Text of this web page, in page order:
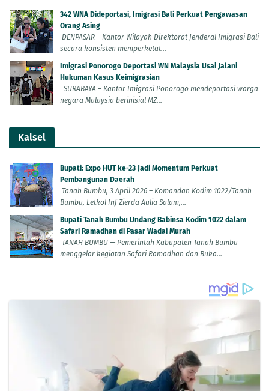
342 WNA Dideportasi, Imigrasi Bali Perkuat Pengawasan
Orang Asing
DENPASAR – Kantor Wilayah Direktorat Jenderal Imigrasi Bali
secara konsisten memperketat...
Imigrasi Ponorogo Deportasi WN Malaysia Usai Jalani
Hukuman Kasus Keimigrasian
SURABAYA – Kantor Imigrasi Ponorogo mendeportasi warga
negara Malaysia berinisial MZ...
Kalsel
Bupati: Expo HUT ke-23 Jadi Momentum Perkuat
Pembangunan Daerah
Tanah Bumbu, 3 April 2026 – Komandan Kodim 1022/Tanah
Bumbu, Letkol Inf Zierda Aulia Salam,...
Bupati Tanah Bumbu Undang Babinsa Kodim 1022 dalam
Safari Ramadhan di Pasar Wadai Murah
TANAH BUMBU — Pemerintah Kabupaten Tanah Bumbu
menggelar kegiatan Safari Ramadhan dan Buka...